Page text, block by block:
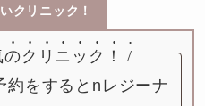
クリニック！
のクリニック！
/
約をするとnレジーナ